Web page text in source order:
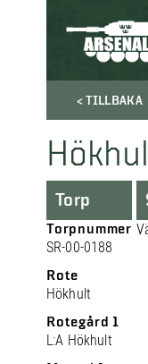
< TILLBAKA
Torp
Torpnummer
SR-00-0188
Rote
Hökhult
Rotegård 1
L:A Hökhult